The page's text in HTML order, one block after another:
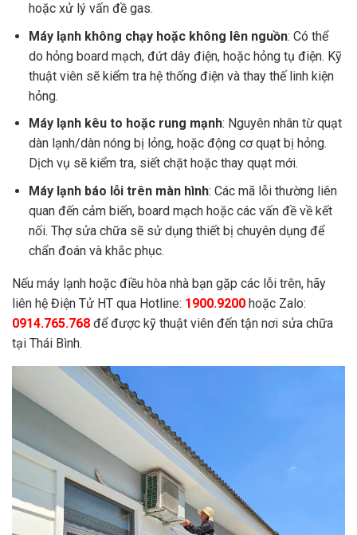
Tháo, lắp máy lạnh
Ống đồng >= 6mm 195.000 – 285.000đ
Dây điện 1.5mm 8.000đ
Dây điện 2.5mm
Superlon 25.000 – 32.000đ
hoặc xử lý vấn đề gas.
Máy lạnh không chạy hoặc không lên nguồn: Có thể
do hỏng board mạch, đứt dây điện, hoặc hỏng tụ điện. Kỹ
thuật viên sẽ kiểm tra hệ thống điện và thay thế linh kiện
hỏng.
Máy lạnh kêu to hoặc rung mạnh: Nguyên nhân từ quạt
dàn lạnh/dàn nóng bị lỏng, hoặc động cơ quạt bị hỏng.
Dịch vụ sẽ kiểm tra, siết chặt hoặc thay quạt mới.
Máy lạnh báo lỗi trên màn hình: Các mã lỗi thường liên
quan đến cảm biến, board mạch hoặc các vấn đề về kết
nối. Thợ sửa chữa sẽ sử dụng thiết bị chuyên dụng để
chẩn đoán và khắc phục.
Nếu máy lạnh hoặc điều hòa nhà bạn gặp các lỗi trên, hãy
liên hệ Điện Tử HT qua Hotline: 1900.9200 hoặc Zalo:
0914.765.768 để được kỹ thuật viên đến tận nơi sửa chữa
tại Thái Bình.